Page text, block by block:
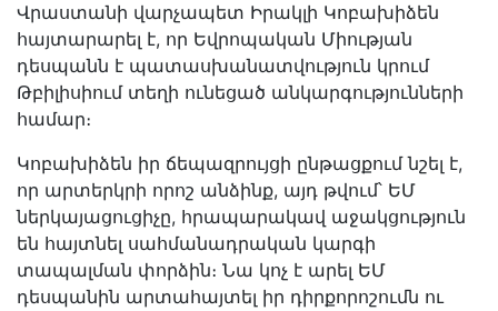
Վրաստանի վարչապետ Իրակլի Կոբախիձեն
հայտարարել է, որ Եվրոպական Միության
դեսպանն է պատասխանատվություն կրում
Թբիլիսիում տեղի ունեցած անկարգությունների
համար։
Կոբախիձեն իր ճեպազրույցի ընթացքում նշել է,
որ արտերկրի որոշ անձինք, այդ թվում՝ ԵՄ
ներկայացուցիչը, հրապարակավ աջակցություն
են հայտնել սահմանադրական կարգի
տապալման փորձին։ Նա կոչ է արել ԵՄ
դեսպանին արտահայտել իր դիրքորոշումն ու